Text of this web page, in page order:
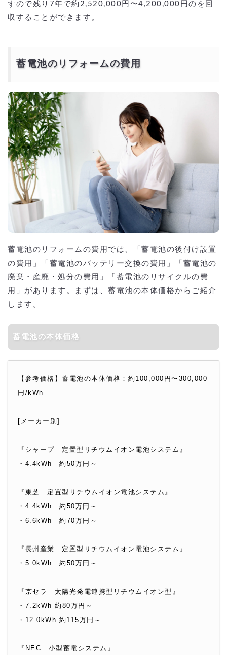
すので残り7年で約2,520,000円〜4,200,000円のを回
収することができます。
蓄電池のリフォームの費用
蓄電池のリフォームの費用では、「蓄電池の後付け設置
の費用」「蓄電池のバッテリー交換の費用」「蓄電池の
廃棄・産廃・処分の費用」「蓄電池のリサイクルの費
用」があります。まずは、蓄電池の本体価格からご紹介
します。
蓄電池の本体価格
【参考価格】蓄電池の本体価格：約100,000円〜300,000
円/kWh
[メーカー別]
『シャープ　定置型リチウムイオン電池システム』
・4.4kWh　約50万円～
『東芝　定置型リチウムイオン電池システム』
・4.4kWh　約50万円～
・6.6kWh　約70万円～
『長州産業　定置型リチウムイオン電池システム』
・5.0kWh　約50万円～
『京セラ　太陽光発電連携型リチウムイオン型』
・7.2kWh 約80万円～
・12.0kWh 約115万円～
『NEC　小型蓄電システム』